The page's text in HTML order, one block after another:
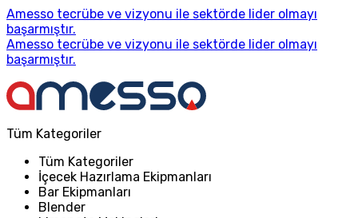
Amesso tecrübe ve vizyonu ile sektörde lider olmayı
başarmıştır.
Amesso tecrübe ve vizyonu ile sektörde lider olmayı
başarmıştır.
Tüm Kategoriler
Tüm Kategoriler
İçecek Hazırlama Ekipmanları
Bar Ekipmanları
Blender